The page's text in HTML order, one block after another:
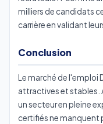
milliers de candidats
carrière en validant
Conclusion
Le marché de
attractives et stables.
un secteur en pleine
certifiés ne manquent